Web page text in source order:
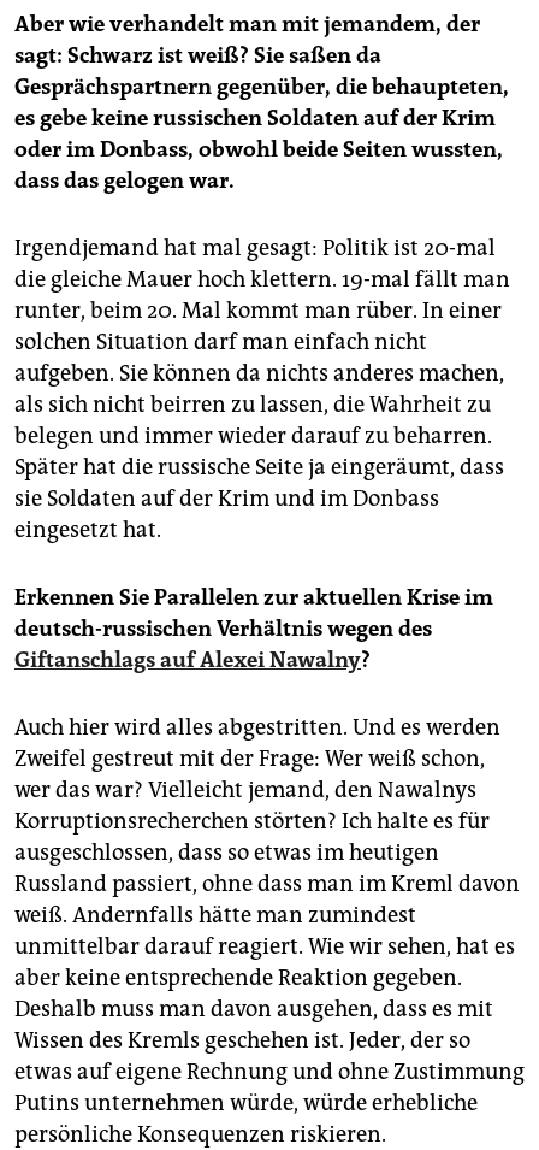
Aber wie verhandelt man mit jemandem, der
sagt: Schwarz ist weiß? Sie saßen da
Gesprächspartnern gegenüber, die behaupteten,
es gebe keine russischen Soldaten auf der Krim
oder im Donbass, obwohl beide Seiten wussten,
dass das gelogen war.
Irgendjemand hat mal gesagt: Politik ist 20-mal
die gleiche Mauer hoch klettern. 19-mal fällt man
runter, beim 20. Mal kommt man rüber. In einer
solchen Situation darf man einfach nicht
aufgeben. Sie können da nichts anderes machen,
als sich nicht beirren zu lassen, die Wahrheit zu
belegen und immer wieder darauf zu beharren.
Später hat die russische Seite ja eingeräumt, dass
sie Soldaten auf der Krim und im Donbass
eingesetzt hat.
Erkennen Sie Parallelen zur aktuellen Krise im
deutsch-russischen Verhältnis wegen des
Giftanschlags auf Alexei Nawalny?
Auch hier wird alles abgestritten. Und es werden
Zweifel gestreut mit der Frage: Wer weiß schon,
wer das war? Vielleicht jemand, den Nawalnys
Korruptionsrecherchen störten? Ich halte es für
ausgeschlossen, dass so etwas im heutigen
Russland passiert, ohne dass man im Kreml davon
weiß. Andernfalls hätte man zumindest
unmittelbar darauf reagiert. Wie wir sehen, hat es
aber keine entsprechende Reaktion gegeben.
Deshalb muss man davon ausgehen, dass es mit
Wissen des Kremls geschehen ist. Jeder, der so
etwas auf eigene Rechnung und ohne Zustimmung
Putins unternehmen würde, würde erhebliche
persönliche Konsequenzen riskieren.